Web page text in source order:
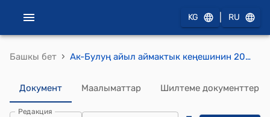
KG RU
Башкы бет › Ак-Булуң айыл аймактык кеңешинин 2021-жылдын 10-декабры № 7 "Ак-Булуң айыл аймагы боюнча социалдык жактан муктаж болгон жарандарга турак жай куруп берүүгө жер тилкесин бөлүп берүү жөнүндө" токтому
Документ Маалыматтар Шилтеме документтер
Редакция